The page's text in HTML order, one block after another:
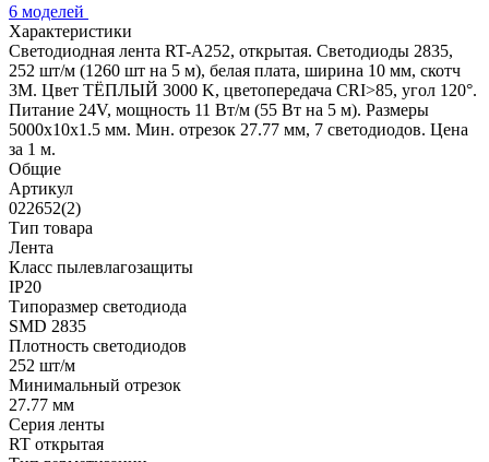
6 моделей
Характеристики
Светодиодная лента RT-A252, открытая. Светодиоды 2835,
252 шт/м (1260 шт на 5 м), белая плата, ширина 10 мм, скотч
3M. Цвет ТЁПЛЫЙ 3000 K, цветопередача CRI>85, угол 120°.
Питание 24V, мощность 11 Вт/м (55 Вт на 5 м). Размеры
5000x10x1.5 мм. Мин. отрезок 27.77 мм, 7 светодиодов. Цена
за 1 м.
Общие
Артикул
022652(2)
Тип товара
Лента
Класс пылевлагозащиты
IP20
Типоразмер светодиода
SMD 2835
Плотность светодиодов
252 шт/м
Минимальный отрезок
27.77 мм
Серия ленты
RT открытая